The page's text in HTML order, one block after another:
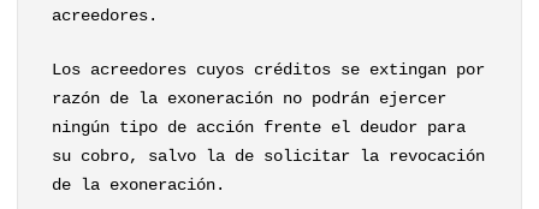
acreedores.
Los acreedores cuyos créditos se extingan por
razón de la exoneración no podrán ejercer
ningún tipo de acción frente el deudor para
su cobro, salvo la de solicitar la revocación
de la exoneración.